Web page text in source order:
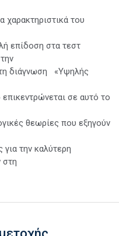
χαρακτηριστικά του
επίδοση στα τεστ
διάγνωση «Υψηλής
σε αυτό το
θεωρίες που εξηγούν
για την καλύτερη